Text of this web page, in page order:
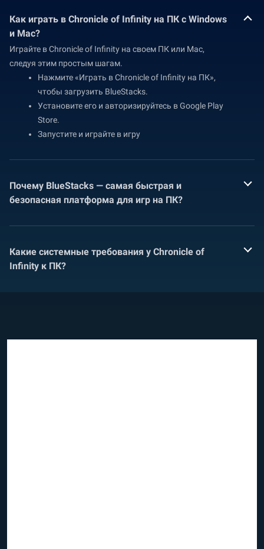
Как играть в Chronicle of Infinity на ПК с Windows
и Mac?
Играйте в Chronicle of Infinity на своем ПК или Mac,
следуя этим простым шагам.
Нажмите «Играть в Chronicle of Infinity на ПК»,
чтобы загрузить BlueStacks.
Установите его и авторизируйтесь в Google Play
Store.
Запустите и играйте в игру
Почему BlueStacks — самая быстрая и
безопасная платформа для игр на ПК?
Какие системные требования у Chronicle of
Infinity к ПК?